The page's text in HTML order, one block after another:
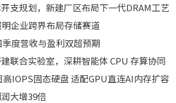
支规划，新建厂区布局下一代DRAM工艺
企业跨界布局存储赛道
度营收与盈利双超预期
联合实验室，深耕智能体 CPU 存算协同
IOPS固态硬盘 适配GPU直连AI内存扩容
大增39倍